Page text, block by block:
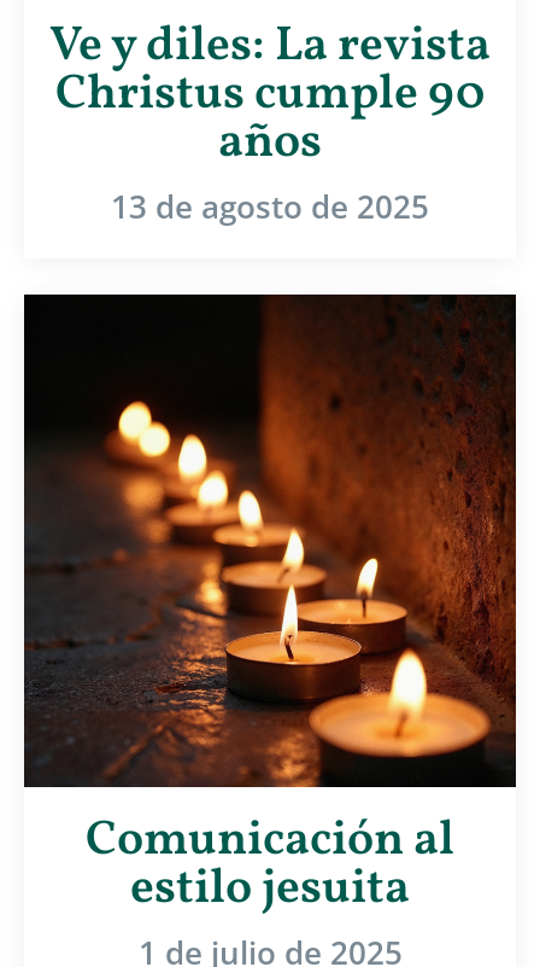
Ve y diles: La revista
Christus cumple 90
años
13 de agosto de 2025
Comunicación al
estilo jesuita
1 de julio de 2025